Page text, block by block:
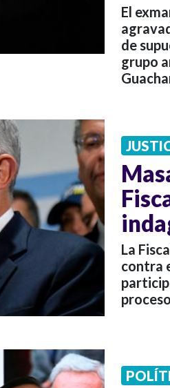
El
de
grupo
La
contra